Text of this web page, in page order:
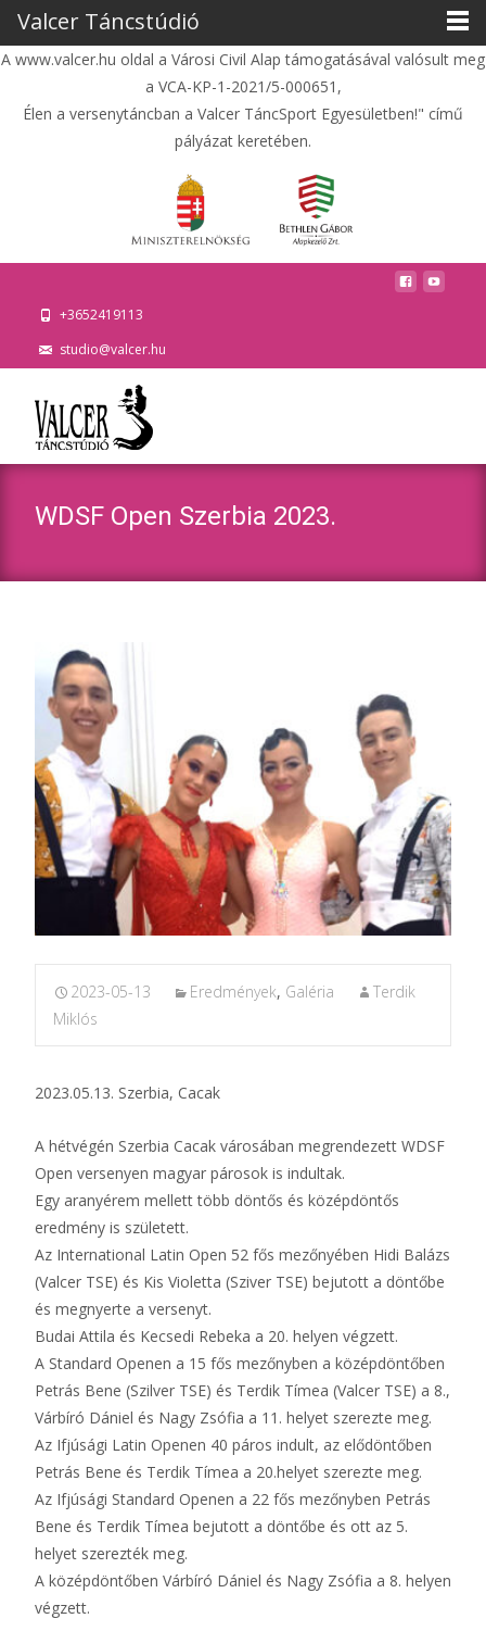
A www.valcer.hu oldal a Városi Civil Alap támogatásával valósult meg
a VCA-KP-1-2021/5-000651,
Élen a versenytáncban a Valcer TáncSport Egyesületben!" című
pályázat keretében.
+3652419113
studio@valcer.hu
WDSF Open Szerbia 2023.
2023-05-13 Eredmények, Galéria
Terdik
Miklós
2023.05.13. Szerbia, Cacak
A hétvégén Szerbia Cacak városában megrendezett WDSF
Open versenyen magyar párosok is indultak.
Egy aranyérem mellett több döntős és középdöntős
eredmény is született.
Az International Latin Open 52 fős mezőnyében Hidi Balázs
(Valcer TSE) és Kis Violetta (Sziver TSE) bejutott a döntőbe
és megnyerte a versenyt.
Budai Attila és Kecsedi Rebeka a 20. helyen végzett.
A Standard Openen a 15 fős mezőnyben a középdöntőben
Petrás Bene (Szilver TSE) és Terdik Tímea (Valcer TSE) a 8.,
Várbíró Dániel és Nagy Zsófia a 11. helyet szerezte meg.
Az Ifjúsági Latin Openen 40 páros indult, az elődöntőben
Petrás Bene és Terdik Tímea a 20.helyet szerezte meg.
Az Ifjúsági Standard Openen a 22 fős mezőnyben Petrás
Bene és Terdik Tímea bejutott a döntőbe és ott az 5.
helyet szerezték meg.
A középdöntőben Várbíró Dániel és Nagy Zsófia a 8. helyen
végzett.
Valcer Táncstúdió